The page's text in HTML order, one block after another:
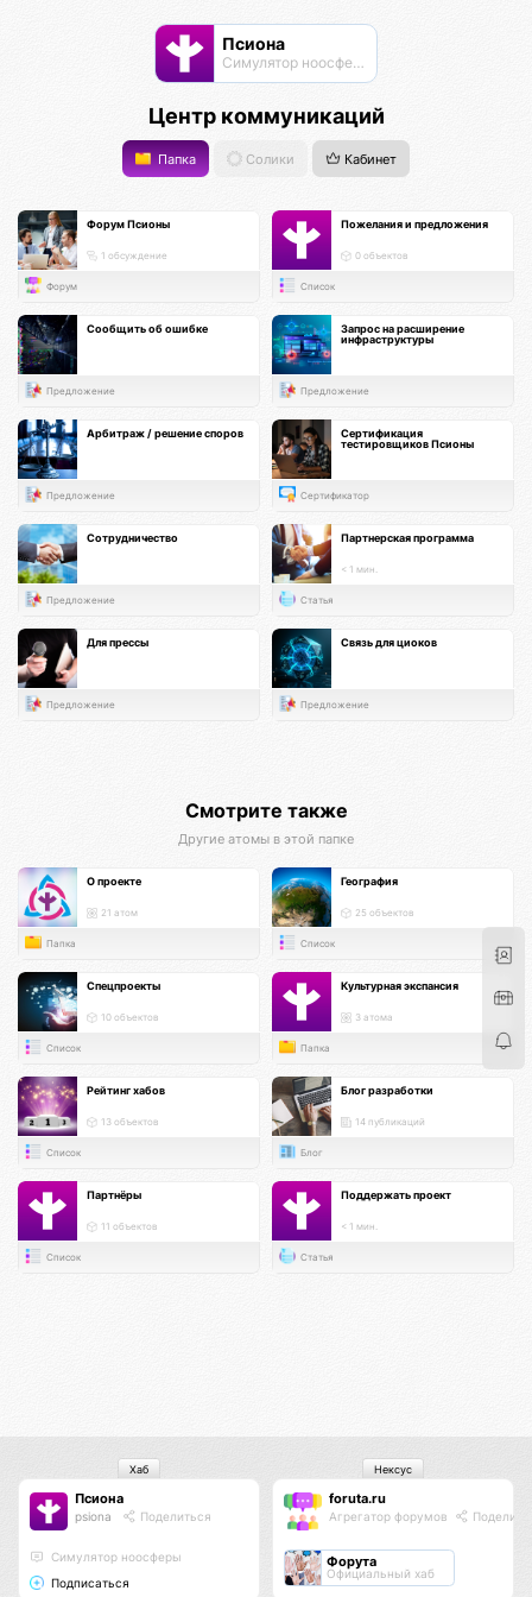
Псиона
Cимулятор ноосферы
Центр коммуникаций
Папка Солики Кабинет
Форум Псионы
1 обсуждение
Форум
Пожелания и предложения
0 объектов
Список
Сообщить об ошибке
Предложение
Запрос на расширение
инфраструктуры
Предложение
Арбитраж / решение споров
Предложение
Сертификация
тестировщиков Псионы
Сертификатор
Сотрудничество
Предложение
Партнерская программа
< 1 мин.
Статья
Для прессы
Предложение
Связь для циоков
Предложение
Смотрите также
Другие атомы в этой папке
О проекте
21 атом
Папка
География
25 объектов
Список
Спецпроекты
10 объектов
Список
Культурная экспансия
3 атома
Папка
Рейтинг хабов
13 объектов
Список
Блог разработки
14 публикаций
Блог
Партнёры
11 объектов
Список
Поддержать проект
< 1 мин.
Статья
Псиона
psiona Поделиться
Cимулятор ноосферы
Подписаться
Хаб
foruta.ru
Агрегатор форумов
Форута
Официальный хаб
Нексус